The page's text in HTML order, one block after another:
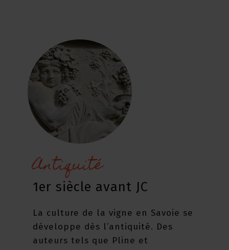
Antiquité
1er siècle avant JC
La culture de la vigne en Savoie se
développe dès l’antiquité. Des
auteurs tels que Pline et